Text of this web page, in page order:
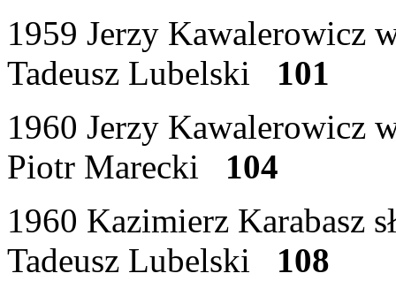
1959 Jerzy Kawalerowicz
Tadeusz Lubelski 101
1960 Jerzy Kawalerowicz
Piotr Marecki 104
1960 Kazimierz Karabasz
Tadeusz Lubelski 108